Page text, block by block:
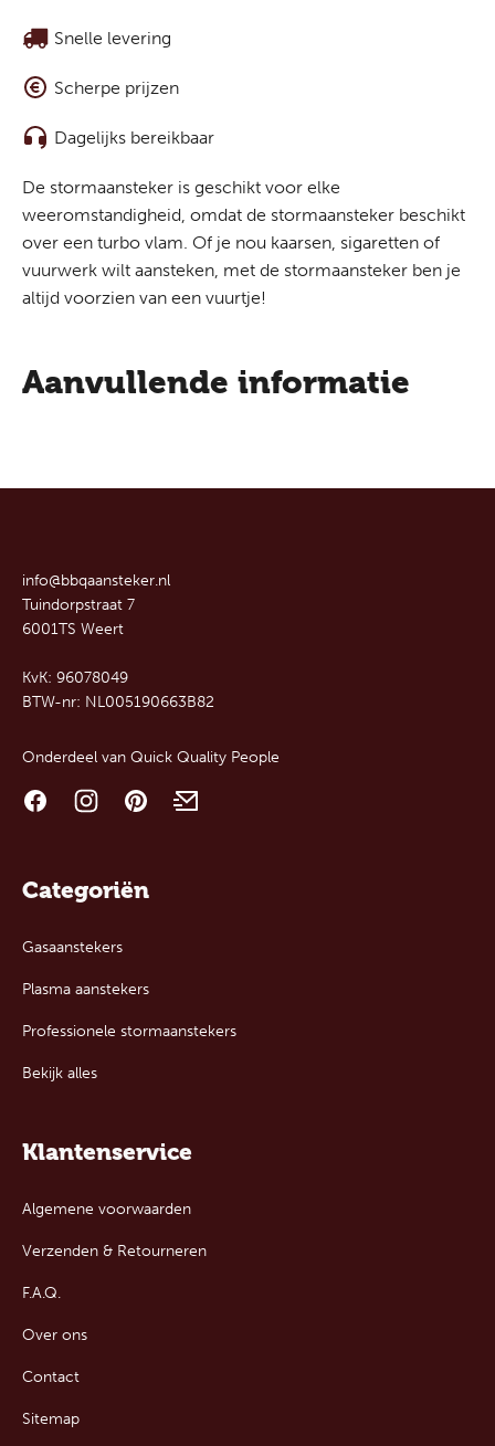
Snelle levering
Scherpe prijzen
Dagelijks bereikbaar
De stormaansteker is geschikt voor elke
weeromstandigheid, omdat de stormaansteker beschikt
over een turbo vlam. Of je nou kaarsen, sigaretten of
vuurwerk wilt aansteken, met de stormaansteker ben je
altijd voorzien van een vuurtje!
Aanvullende informatie
info@bbqaansteker.nl
Tuindorpstraat 7
6001TS Weert
KvK: 96078049
BTW-nr: NL005190663B82
Onderdeel van Quick Quality People
Categoriën
Gasaanstekers
Plasma aanstekers
Professionele stormaanstekers
Bekijk alles
Klantenservice
Algemene voorwaarden
Verzenden & Retourneren
F.A.Q.
Over ons
Contact
Sitemap